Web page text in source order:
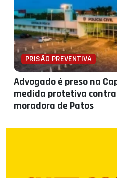
PRISÃO PREVENTIVA
Advogado é preso na
medida protetiva
moradora de Patos